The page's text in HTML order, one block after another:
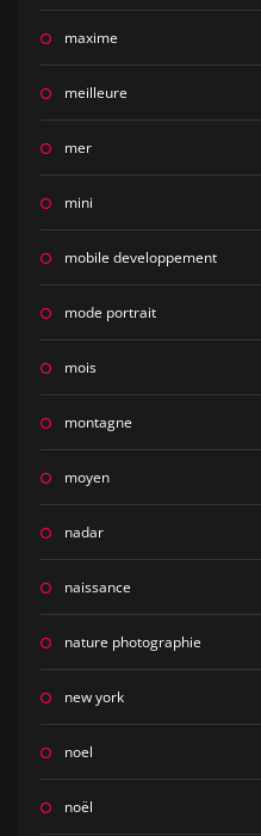
maxime
meilleure
mer
mini
mobile developpement
mode portrait
mois
montagne
moyen
nadar
naissance
nature photographie
new york
noel
noël